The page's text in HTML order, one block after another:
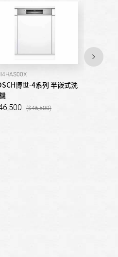
博世-4系列 半嵌式洗
46,500